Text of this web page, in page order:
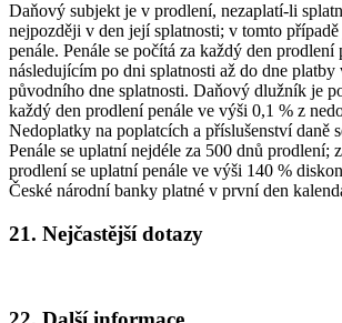
Daňový subjekt je v prodlení, nezaplatí-li
nejpozději v den její splatnosti; v tomto
penále. Penále se počítá za každý den prodlení
následujícím po dni splatnosti až do dne platby
původního dne splatnosti. Daňový dlužník je
každý den prodlení penále ve výši 0,1 % z
Nedoplatky na poplatcích a příslušenství daně
Penále se uplatní nejdéle za 500 dnů prodlení;
prodlení se uplatní penále ve výši 140 %
České národní banky platné v první den
21. Nejčastější dotazy